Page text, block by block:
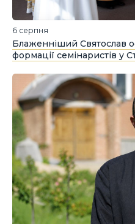
6 серпня
Блаженніший Святослав
формації семінаристів у